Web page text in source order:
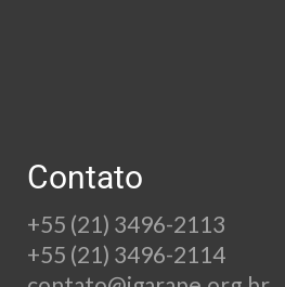
Contato
+55 (21) 3496-2113
+55 (21) 3496-2114